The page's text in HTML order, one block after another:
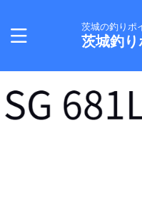
茨城の釣りポ
茨城釣